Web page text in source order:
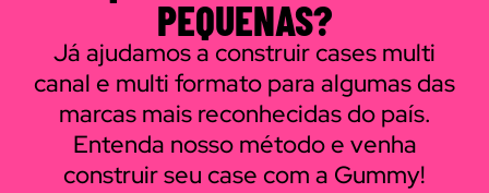
PEQUENAS?
Já ajudamos a construir cases multi
canal e multi formato para algumas das
marcas mais reconhecidas do país.
Entenda nosso método e venha
construir seu case com a Gummy!